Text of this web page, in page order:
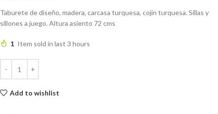
Taburete de diseño, madera, carcasa turquesa, cojín turquesa. Sillas y
sillones a juego. Altura asiento 72 cms
1 Item sold in last 3 hours
Add to wishlist